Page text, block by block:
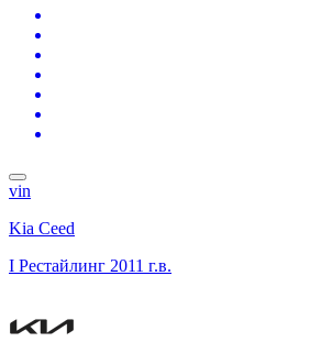
vin
Kia Ceed
I Рестайлинг 2011 г.в.